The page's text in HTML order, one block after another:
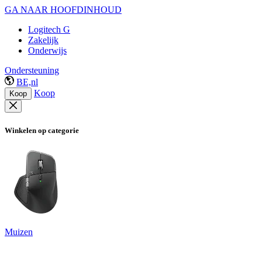
GA NAAR HOOFDINHOUD
Logitech G
Zakelijk
Onderwijs
Ondersteuning
BE,nl
Koop Koop
Winkelen op categorie
Muizen